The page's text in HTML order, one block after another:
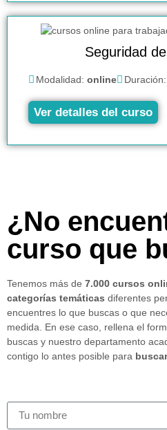
Seguridad
Modalidad: online Duración:
Ver detalles del curso
¿No
curso que
Tenemos más de 7.000 cursos
categorías temáticas diferentes
encuentres lo que buscas o que
medida. En ese caso, rellena el
buscas y nuestro departamento
contigo lo antes posible para